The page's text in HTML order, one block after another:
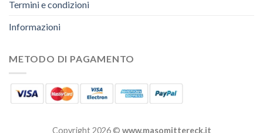
Termini e condizioni
Informazioni
METODO DI PAGAMENTO
Copyright 2026 © www.masomittereck.it